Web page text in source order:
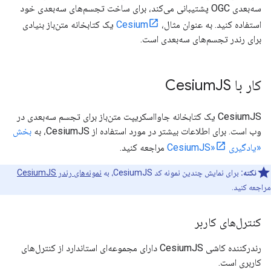
سه‌بعدی OGC پشتیبانی می‌کند، برای ساخت تجسم‌های سه‌بعدی خود
استفاده کنید. به عنوان مثال،
Cesium یک کتابخانه متن‌باز بنیادی
برای رندر تجسم‌های سه‌بعدی است.
کار با Cesium JS
CesiumJS یک کتابخانه جاوااسکریپت متن‌باز برای تجسم سه‌بعدی در
وب است. برای اطلاعات بیشتر در مورد استفاده از CesiumJS، به
بخش
«یادگیری CesiumJS»
مراجعه کنید.
نکته: برای نمایش چندین نمونه کد CesiumJS، به
نمونه‌های رندر CesiumJS
مراجعه کنید.
کنترل‌های کاربر
رندرکننده کاشی CesiumJS دارای مجموعه‌ای استاندارد از کنترل‌های
کاربری است.